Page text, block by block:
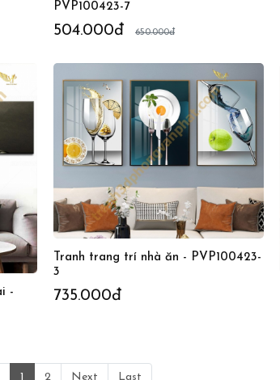
PVP100423-7
504.000đ 650.000đ
-
Tranh trang trí nhà ăn - PVP100423-
3
735.000đ
1 2 Next Last